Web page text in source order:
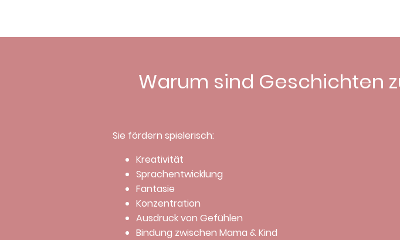
Warum sind Geschichten
Sie fördern spielerisch:
Kreativität
Sprachentwicklung
Fantasie
Konzentration
Ausdruck von Gefühlen
Bindung zwischen Mama & Kind